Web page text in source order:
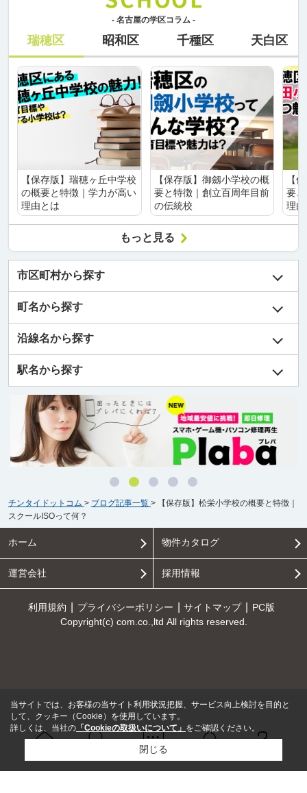
- 名古屋の学区コラム -
瑞穂区 昭和区 千種区 天白区
【保存版】瑞穂ヶ丘中学校
の概要と特徴｜学力が高い
理由とは
【保存版】御劔小学校の概
要と特徴｜創立百周年目前
の伝統校
【
要
理
もっと見る
問い合せ
市区町村から探す
町名から探す
沿線名から探す
駅名から探す
チンタイドットコム > ブログ記事一覧 >
【保存版】松栄小学校の概要と特徴｜
スクールISOって何？
ホーム 物件カタログ
運営会社 採用情報
利用規約 プライバシーポリシー サイトマップ
PC版
Copyright(c) com.co.,ltd All rights reserved.
当サイトでは、お客様の当サイト利用状況把握、サービス向上検討を目的と
して、クッキー（Cookie）を使用しています。
詳しくは、当社の 「Cookieの取扱いについて」 をご確認ください。
閉じる